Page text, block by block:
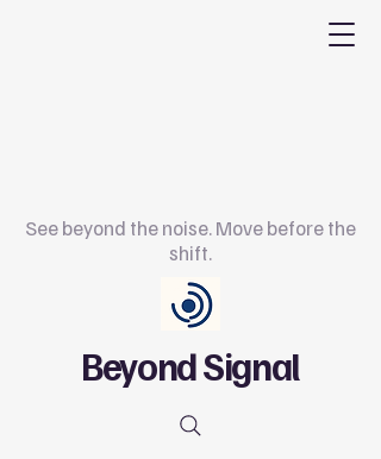
See beyond the noise. Move before the
shift.
Beyond Signal